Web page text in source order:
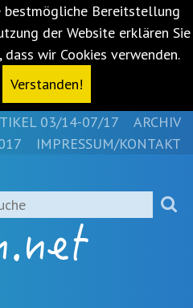
bestmögliche Bereitstellung
der Website erklären Sie
wir Cookies verwenden.
Verstanden!
03/14-07/17
ARCHIV
IMPRESSUM/KONTAKT